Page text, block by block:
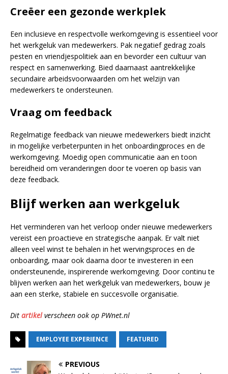
Creëer een gezonde werkplek
Een inclusieve en respectvolle werkomgeving is essentieel voor
het werkgeluk van medewerkers. Pak negatief gedrag zoals
pesten en vriendjespolitiek aan en bevorder een cultuur van
respect en samenwerking. Bied daarnaast aantrekkelijke
secundaire arbeidsvoorwaarden om het welzijn van
medewerkers te ondersteunen.
Vraag om feedback
Regelmatige feedback van nieuwe medewerkers biedt inzicht
in mogelijke verbeterpunten in het onboardingproces en de
werkomgeving. Moedig open communicatie aan en toon
bereidheid om veranderingen door te voeren op basis van
deze feedback.
Blijf werken aan werkgeluk
Het verminderen van het verloop onder nieuwe medewerkers
vereist een proactieve en strategische aanpak. Er valt niet
alleen veel winst te behalen in het wervingsproces en de
onboarding, maar ook daarna door te investeren in een
ondersteunende, inspirerende werkomgeving. Door continu te
blijven werken aan het werkgeluk van medewerkers, bouw je
aan een sterke, stabiele en succesvolle organisatie.
Dit artikelverscheen ook op PWnet.nl
EMPLOYEE EXPERIENCE FEATURED
PREVIOUS